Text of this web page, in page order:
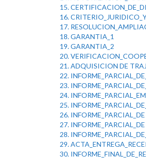
15.
16.
17.
18. GARANTIA_1
19. GARANTIA_2
20.
21. ADQUISICION DE
22.
23.
24.
25.
26.
27.
28.
29.
30.